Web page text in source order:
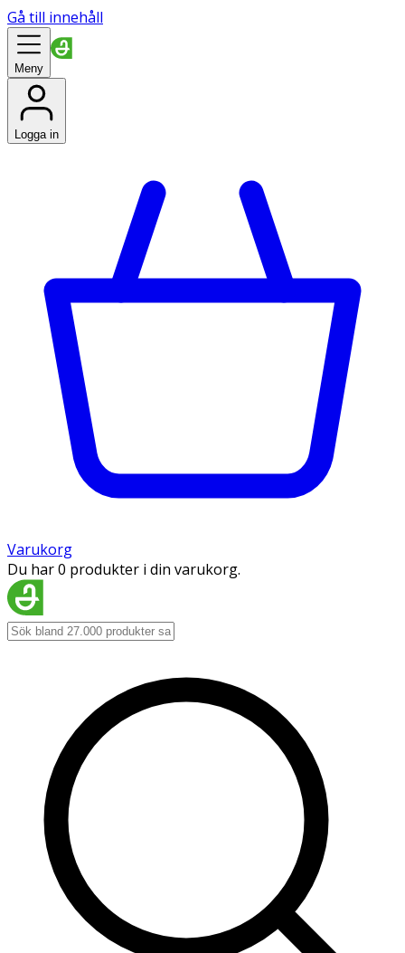
Gå till innehåll
Meny
Logga in
Varukorg
Du har 0 produkter i din varukorg.